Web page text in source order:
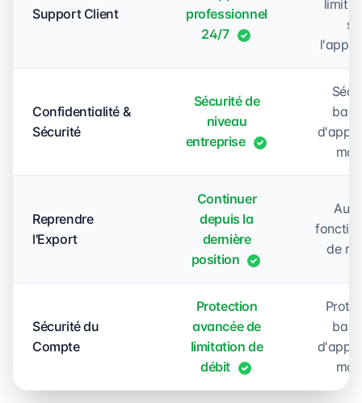
Support Client
professionnel
24/7
limité
Confidentialité &
Sécurité
Sécurité de
niveau
entreprise
Reprendre
l'Export
Continuer
depuis la
dernière
position
de
Sécurité du
Compte
Protection
avancée de
limitation de
débit